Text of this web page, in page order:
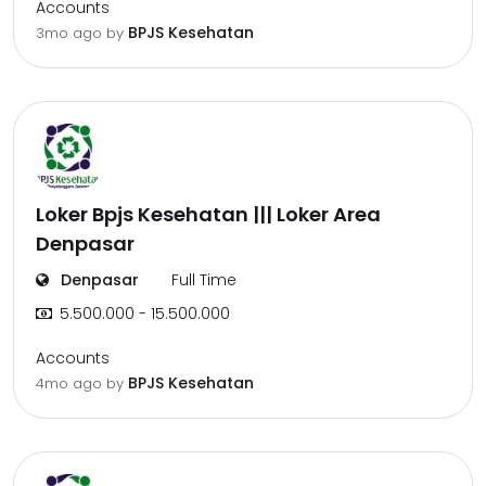
Accounts
3mo ago by BPJS Kesehatan
Loker Bpjs Kesehatan ||| Loker Area
Denpasar
Denpasar
Full Time
5.500.000 - 15.500.000
Accounts
4mo ago by BPJS Kesehatan